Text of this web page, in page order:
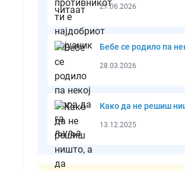
27.06.2026
Бебе се родило па
28.03.2026
Како да не решиш
13.12.2025